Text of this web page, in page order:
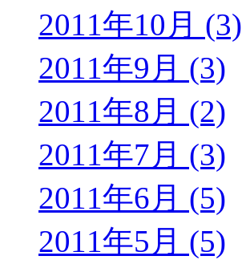
2011年10月 (3)
2011年9月 (3)
2011年8月 (2)
2011年7月 (3)
2011年6月 (5)
2011年5月 (5)